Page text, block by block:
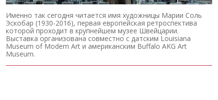
Именно так сегодня читается имя художницы Марии Соль
Эскобар (1930-2016), первая европейская ретроспектива
которой проходит в крупнейшем музее Швейцарии.
Выставка организована совместно с датским Louisiana
Museum of Modern Art и американским Buffalo AKG Art
Museum.